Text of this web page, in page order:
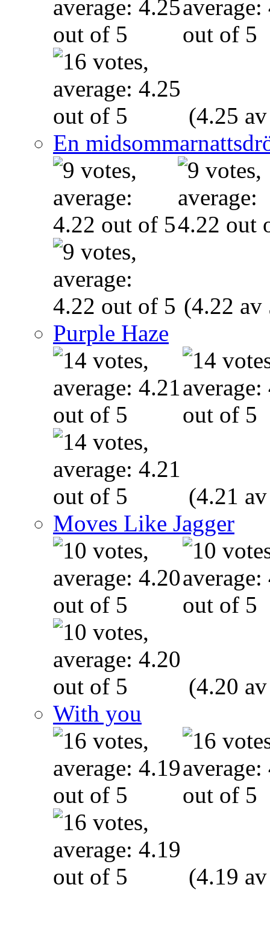
(4.25
En
(4.22 av
Purple Haze
(4.21
Moves Like Jagger
(4.20
With you
(4.19